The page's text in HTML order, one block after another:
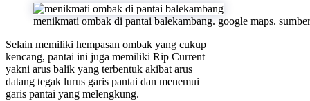
menikmati ombak di pantai balekambang. google maps.
Selain memiliki hempasan ombak yang cukup
kencang, pantai ini juga memiliki Rip Current
yakni arus balik yang terbentuk akibat arus
datang tegak lurus garis pantai dan menemui
garis pantai yang melengkung.